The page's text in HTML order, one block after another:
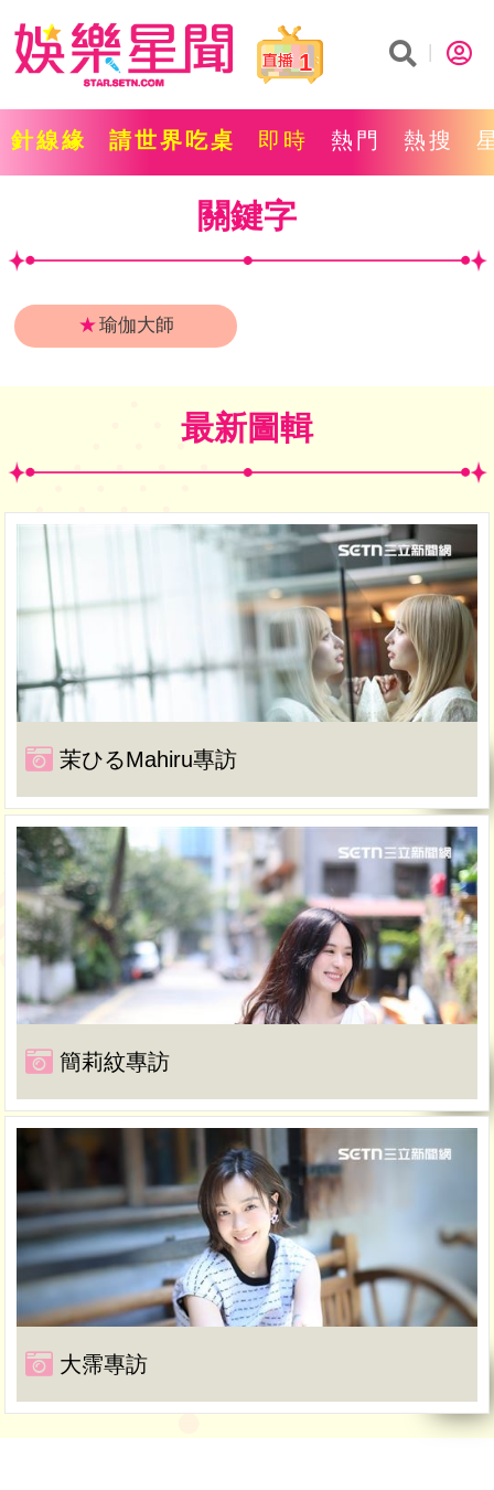
1
針線緣 請世界吃桌 即時 熱門 熱搜
關鍵字
★瑜伽大師
最新圖輯
茉ひるMahiru專訪
簡莉紋專訪
大霈專訪